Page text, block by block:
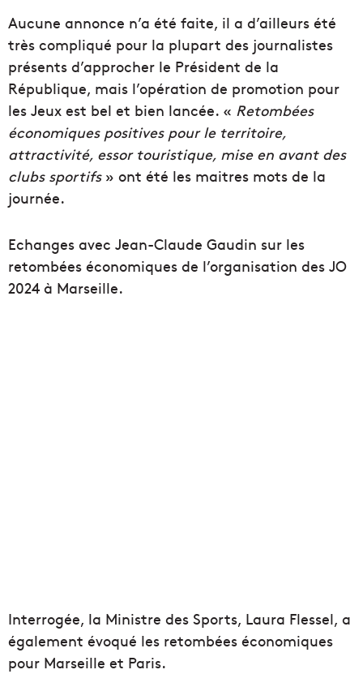
Aucune annonce n’a été faite, il a d’ailleurs été
très compliqué pour la plupart des journalistes
présents d’approcher le Président de la
République, mais l’opération de promotion pour
les Jeux est bel et bien lancée. « Retombées
économiques positives pour le territoire,
attractivité, essor touristique, mise en avant des
clubs sportifs» ont été les maitres mots de la
journée.
Echanges avec Jean-Claude Gaudin sur les
retombées économiques de l’organisation des JO
2024 à Marseille.
Interrogée, la Ministre des Sports, Laura Flessel, a
également évoqué les retombées économiques
pour Marseille et Paris.